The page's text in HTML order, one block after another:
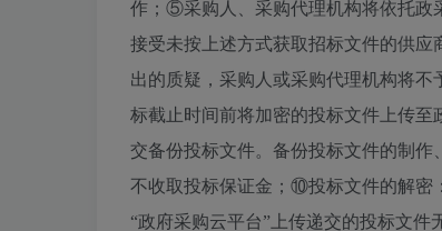
作；⑤采购人、采购代理机构将依托政
接受未按上述方式获取招标文件的供
出的质疑，采购人或采购代理机构将
标截止时间前将加密的投标文件上传
交备份投标文件。备份投标文件的制
不收取投标保证金；⑩投标文件的解密
“政府采购云平台”上传递交的投标文